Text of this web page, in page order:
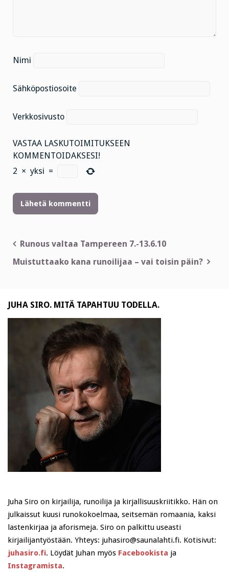
Nimi
Sähköpostiosoite
Verkkosivusto
VASTAA LASKUTOIMITUKSEEN
KOMMENTOIDAKSESI!
2 × yksi =
Artikkelien
selaus
Runous valtaa Tampereen 7.-13.6.10
Muistuttaako kana runoilijaa – vai toisin päin?
JUHA SIRO. MITÄ TAPAHTUU TODELLA.
Juha Siro on kirjailija, runoilija ja kirjallisuuskriitikko. Hän on
julkaissut kuusi runokokoelmaa, seitsemän romaania, kaksi
lastenkirjaa ja aforismeja. Siro on palkittu useasti
kirjailijantyöstään. Yhteys: juhasiro@saunalahti.fi. Kotisivut:
juhasiro.fi. Löydät Juhan myös Facebookista ja
Instagramista.